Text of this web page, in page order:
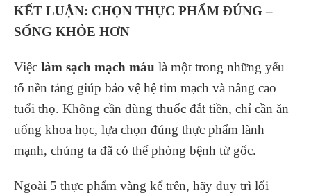
KẾT LUẬN: CHỌN THỰC PHẨM ĐÚNG –
SỐNG KHỎE HƠN
Việc làm sạch mạch máu là một trong những yếu
tố nền tảng giúp bảo vệ hệ tim mạch và nâng cao
tuổi thọ. Không cần dùng thuốc đắt tiền, chỉ cần ăn
uống khoa học, lựa chọn đúng thực phẩm lành
mạnh, chúng ta đã có thể phòng bệnh từ gốc.
Ngoài 5 thực phẩm vàng kể trên, hãy duy trì lối